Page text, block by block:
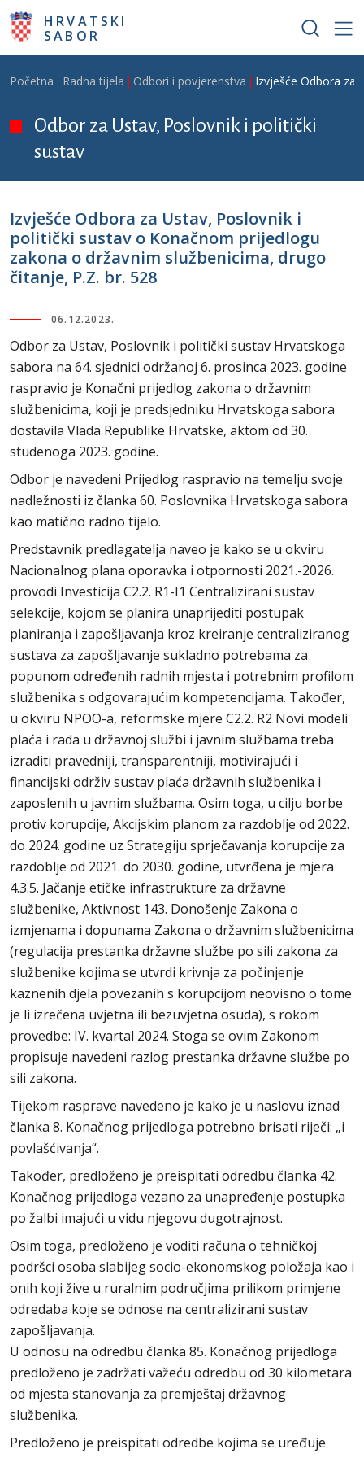
Skoči na glavni sadržaj
HRVATSKI
SABOR
Breadcrumb
Početna Radna tijela Odbori i povjerenstva Izvješće Odbora za
Odbor za Ustav, Poslovnik i politički
sustav
Izvješće Odbora za Ustav, Poslovnik i
politički sustav o Konačnom prijedlogu
zakona o državnim službenicima, drugo
čitanje, P.Z. br. 528
06.12.2023.
Odbor za Ustav, Poslovnik i politički sustav Hrvatskoga
sabora na 64. sjednici održanoj 6. prosinca 2023. godine
raspravio je Konačni prijedlog zakona o državnim
službenicima, koji je predsjedniku Hrvatskoga sabora
dostavila Vlada Republike Hrvatske, aktom od 30.
studenoga 2023. godine.
Odbor je navedeni Prijedlog raspravio na temelju svoje
nadležnosti iz članka 60. Poslovnika Hrvatskoga sabora
kao matično radno tijelo.
Predstavnik predlagatelja naveo je kako se u okviru
Nacionalnog plana oporavka i otpornosti 2021.-2026.
provodi Investicija C2.2. R1-I1 Centralizirani sustav
selekcije, kojom se planira unaprijediti postupak
planiranja i zapošljavanja kroz kreiranje centraliziranog
sustava za zapošljavanje sukladno potrebama za
popunom određenih radnih mjesta i potrebnim profilom
službenika s odgovarajućim kompetencijama. Također,
u okviru NPOO-a, reformske mjere C2.2. R2 Novi modeli
plaća i rada u državnoj službi i javnim službama treba
izraditi pravedniji, transparentniji, motivirajući i
financijski održiv sustav plaća državnih službenika i
zaposlenih u javnim službama. Osim toga, u cilju borbe
protiv korupcije, Akcijskim planom za razdoblje od 2022.
do 2024. godine uz Strategiju sprječavanja korupcije za
razdoblje od 2021. do 2030. godine, utvrđena je mjera
4.3.5. Jačanje etičke infrastrukture za državne
službenike, Aktivnost 143. Donošenje Zakona o
izmjenama i dopunama Zakona o državnim službenicima
(regulacija prestanka državne službe po sili zakona za
službenike kojima se utvrdi krivnja za počinjenje
kaznenih djela povezanih s korupcijom neovisno o tome
je li izrečena uvjetna ili bezuvjetna osuda), s rokom
provedbe: IV. kvartal 2024. Stoga se ovim Zakonom
propisuje navedeni razlog prestanka državne službe po
sili zakona.
Tijekom rasprave navedeno je kako je u naslovu iznad
članka 8. Konačnog prijedloga potrebno brisati riječi: „i
povlašćivanja“.
Također, predloženo je preispitati odredbu članka 42.
Konačnog prijedloga vezano za unapređenje postupka
po žalbi imajući u vidu njegovu dugotrajnost.
Osim toga, predloženo je voditi računa o tehničkoj
podršci osoba slabijeg socio-ekonomskog položaja kao i
onih koji žive u ruralnim područjima prilikom primjene
odredaba koje se odnose na centralizirani sustav
zapošljavanja.
U odnosu na odredbu članka 85. Konačnog prijedloga
predloženo je zadržati važeću odredbu od 30 kilometara
od mjesta stanovanja za premještaj državnog
službenika.
Predloženo je preispitati odredbe kojima se uređuje